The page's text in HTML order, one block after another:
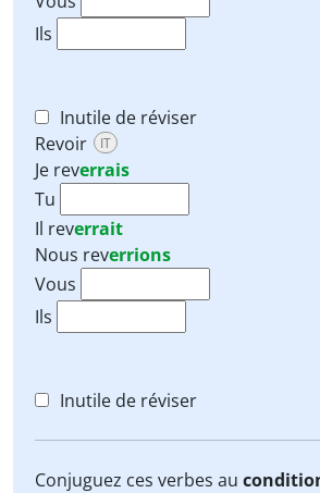
Ils
Inutile de réviser
Revoir
IT
Je reverrais
Tu
Il reverrait
Nous reverrions
Vous
Ils
Inutile de réviser
Conjuguez ces verbes au